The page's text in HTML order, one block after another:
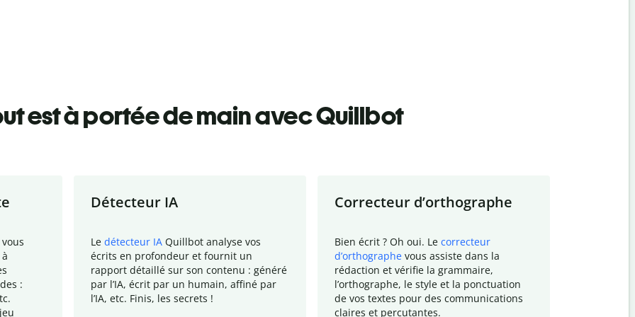
est à portée de main avec Quillbot
:
Détecteur IA
Le détecteur IA Quillbot analyse vos
écrits en profondeur et fournit un
rapport détaillé sur son contenu : généré
par l’IA, écrit par un humain, affiné par
l’IA, etc. Finis, les secrets !
Correcteur d’orthographe
Bien écrit ? Oh oui. Le correcteur
d’orthographe vous assiste dans la
rédaction et vérifie la grammaire,
l’orthographe, le style et la ponctuation
de vos textes pour des communications
claires et percutantes.